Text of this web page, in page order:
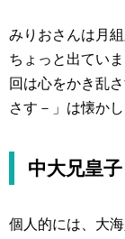
みりおさんは月
ちょっと出てい
回は心をかき乱
さす－」は懐か
中大兄皇子
個人的には、大